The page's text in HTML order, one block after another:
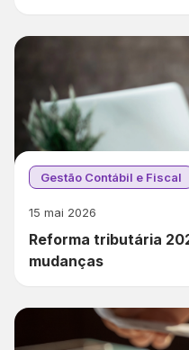
Gestão Contábil e Fiscal
15 mai 2026
Reforma tributária
mudanças